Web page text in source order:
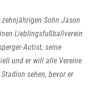
Sohn Jason
Lieblingsfußballverein
Autist, seine
und er will alle Vereine
sehen, bevor er